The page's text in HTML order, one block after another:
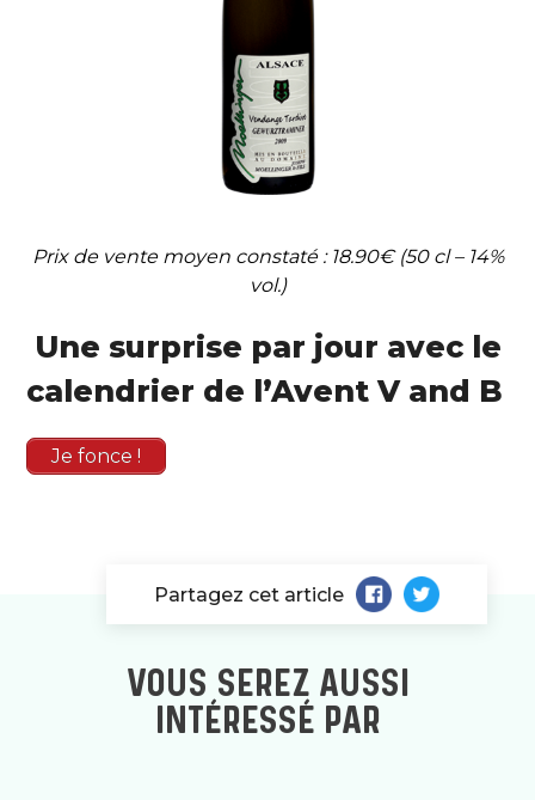
Prix de vente moyen constaté : 18.90€ (50 cl – 14%
vol.)
Une surprise par jour avec le
calendrier de l’Avent V and B
Je fonce !
Partagez cet article
VOUS SEREZ AUSSI
INTÉRESSÉ PAR